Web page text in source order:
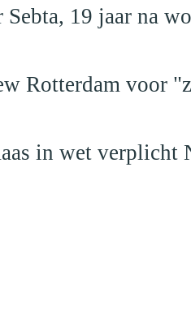
19 jaar na
Rotterdam voor
in wet verplicht